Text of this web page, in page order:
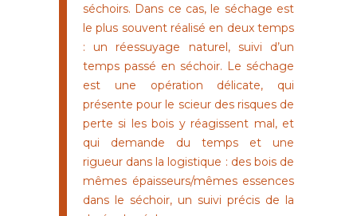
séchoirs. Dans ce cas, le séchage est
le plus souvent réalisé en deux temps
: un réessuyage naturel, suivi d’un
temps passé en séchoir. Le séchage
est une opération délicate, qui
présente pour le scieur des risques de
perte si les bois y réagissent mal, et
qui demande du temps et une
rigueur dans la logistique : des bois de
mêmes épaisseurs/mêmes essences
dans le séchoir, un suivi précis de la